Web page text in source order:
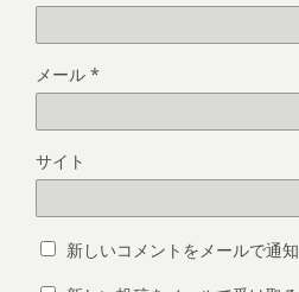
メール *
サイト
新しいコメントをメールで通知